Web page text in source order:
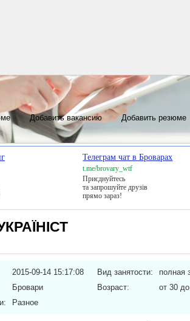
Телеграм чат в Броварах
t.me/brovary_wtf
Приєднуйтесь
та запрошуйте друзів
прямо зараз!
2015-09-14 15:17:08
Бровари
Разное
Вид занятости:
полная
Возраст:
от 30
Добавить вакансию Добавить резюме